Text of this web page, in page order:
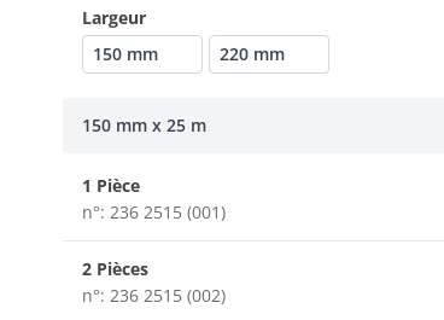
Largeur
150 mm
220 mm
150 mm x 25 m
1 Pièce
n°: 236 2515 (001)
2 Pièces
n°: 236 2515 (002)